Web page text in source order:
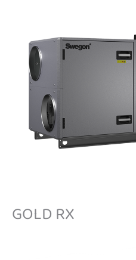
GOLD RX